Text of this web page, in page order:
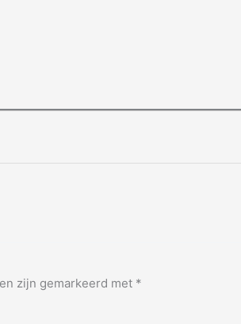
zijn gemarkeerd met *